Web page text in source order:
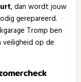
, dan wordt jouw
gerepareerd.
Tromp ben
op de